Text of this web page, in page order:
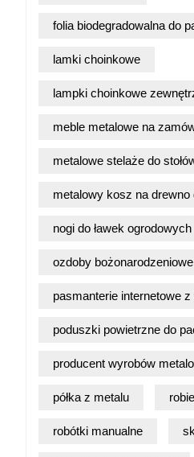
folia biodegradowalna do
lamki choinkowe
lampki choinkowe
meble metalowe na
metalowe stelaże do
metalowy kosz na drewno
nogi do ławek ogrodowych
ozdoby bożonarodzeniowe
pasmanterie internetowe z
poduszki powietrzne do
producent wyrobów
półka z metalu
robótki manualne